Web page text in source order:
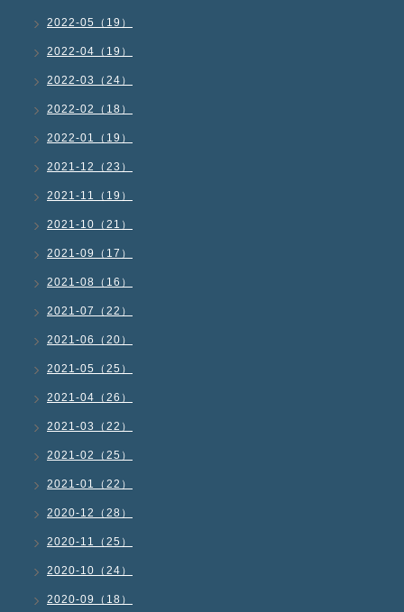
2022-05（19）
2022-04（19）
2022-03（24）
2022-02（18）
2022-01（19）
2021-12（23）
2021-11（19）
2021-10（21）
2021-09（17）
2021-08（16）
2021-07（22）
2021-06（20）
2021-05（25）
2021-04（26）
2021-03（22）
2021-02（25）
2021-01（22）
2020-12（28）
2020-11（25）
2020-10（24）
2020-09（18）